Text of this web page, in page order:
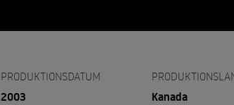
PRODUKTIONSDATUM
2003 Kanada